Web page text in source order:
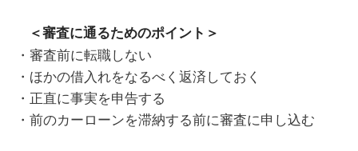
＜審査に通るためのポイント＞
・審査前に転職しない
・ほかの借入れをなるべく返済しておく
・正直に事実を申告する
・前のカーローンを滞納する前に審査に申し込む